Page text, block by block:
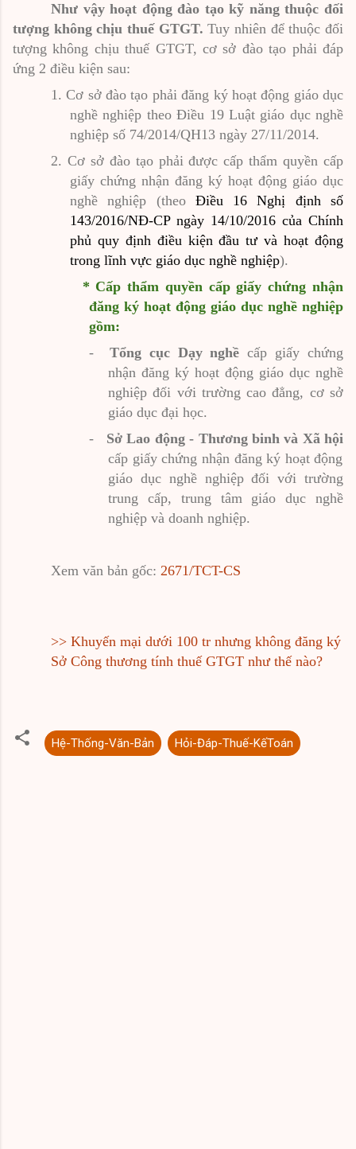
Như vậy hoạt động đào tạo kỹ năngthuộc đối
tượng không chịu thuế GTGT. Tuy nhiên để thuộc đối
tượng không chịu thuế GTGT, cơ sở đào tạo phải đáp
ứng 2 điều kiện sau:
1. Cơ sở đào tạo phải đăng ký hoạt động giáo dục
nghề nghiệp theo Điều 19 Luật giáo dục nghề
nghiệp số 74/2014/QH13 ngày 27/11/2014.
2. Cơ sở đào tạo phải được cấp thẩm quyền cấp
giấy chứng nhận đăng ký hoạt động giáo dục
nghề nghiệp (theo Điều 16 Nghị định số
143/2016/NĐ-CP ngày 14/10/2016 của Chính
phủ quy định điều kiện đầu tư và hoạt động
trong lĩnh vực giáo dục nghề nghiệp).
* Cấp thẩm quyền cấp giấy chứng nhận
đăng ký hoạt động giáo dục nghề nghiệp
gồm:
-
Tổng cục Dạy nghề cấp giấy chứng
nhận đăng ký hoạt động giáo dục nghề
nghiệp đối với trường cao đẳng, cơ sở
giáo dục đại học.
-
Sở Lao động - Thương binh và Xã hội
cấp giấy chứng nhận đăng ký hoạt động
giáo dục nghề nghiệp đối với trường
trung cấp, trung tâm giáo dục nghề
nghiệp và doanh nghiệp.
Xem văn bản gốc: 2671/TCT-CS
>> Khuyến mại dưới 100 tr nhưng không đăng ký
Sở Công thương tính thuế GTGT như thế nào?
Hệ-Thống-Văn-Bản Hỏi-Đáp-Thuế-KếToán